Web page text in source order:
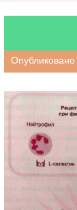
Опубликовано